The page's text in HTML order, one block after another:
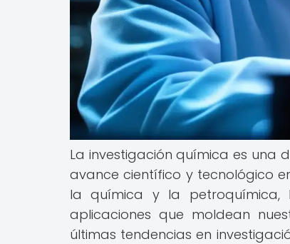
La investigación química es una
avance científico y tecnológico
la química y la petroquímica,
aplicaciones que moldean
últimas tendencias en